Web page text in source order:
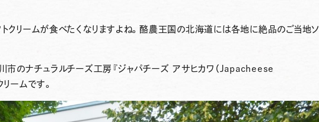
クリームが食べたくなりますよね。酪農王国の北海道には各地に絶品のご当地ソ
市のナチュラルチーズ工房 『ジャパチーズ アサヒカワ（Japacheese
リームです。